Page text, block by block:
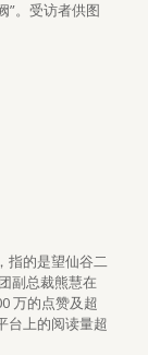
”。受访者供图
指的是望仙谷二
副总裁熊慧在
万的点赞及超
台上的阅读量超